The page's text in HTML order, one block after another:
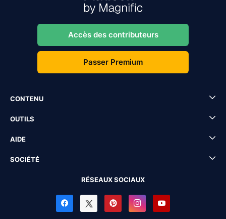
Accès des contributeurs
Passer Premium
CONTENU
OUTILS
AIDE
SOCIÉTÉ
RÉSEAUX SOCIAUX